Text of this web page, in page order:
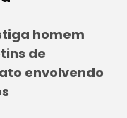
homem
de
envolvendo